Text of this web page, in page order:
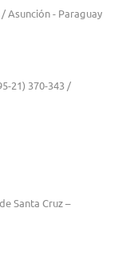
Asunción - Paraguay
21) 370-343 /
Santa Cruz –